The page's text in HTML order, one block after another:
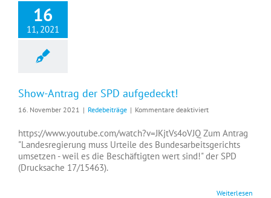
16
11, 2021
Show-Antrag der SPD aufgedeckt!
16. November 2021 | Redebeiträge | Kommentare deaktiviertfür
Antrag
der
SPD
https://www.youtube.com/watch?v=JKjtVs4oVJQ Zum Antrag
"Landesregierung muss Urteile des Bundesarbeitsgerichts
umsetzen - weil es die Beschäftigten wert sind!" der SPD
(Drucksache 17/15463).
Weiterlesen